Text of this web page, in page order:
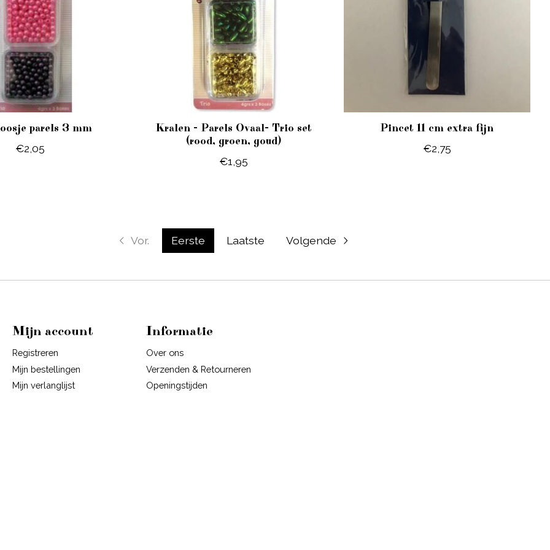
parels 3 mm
€2,05
Kralen - Parels Ovaal- Trio set
(rood, groen, goud)
€1,95
Pincet 11 cm extra fijn
€2,75
Vor. Eerste Laatste Volgende
Mijn account
Registreren
Mijn bestellingen
Mijn verlanglijst
Informatie
Over ons
Verzenden & Retourneren
Openingstijden